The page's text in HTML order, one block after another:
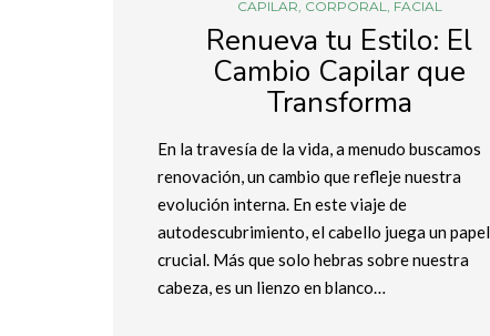
CAPILAR CORPORAL FACIAL
Renueva tu Estilo: El
Cambio Capilar que
Transforma
En la travesía de la vida, a menudo buscamos
renovación, un cambio que refleje nuestra
evolución interna. En este viaje de
autodescubrimiento, el cabello juega un papel
crucial. Más que solo hebras sobre nuestra
cabeza, es un lienzo en blanco…